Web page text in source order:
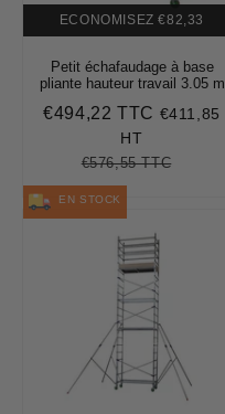
ECONOMISEZ €82,33
Petit échafaudage à base
pliante hauteur travail 3.05 m
Prix
€494,22 TTC €494,22
€411,85
HT
Prix
régulier
€576,55 TTC€576,55
EN STOCK